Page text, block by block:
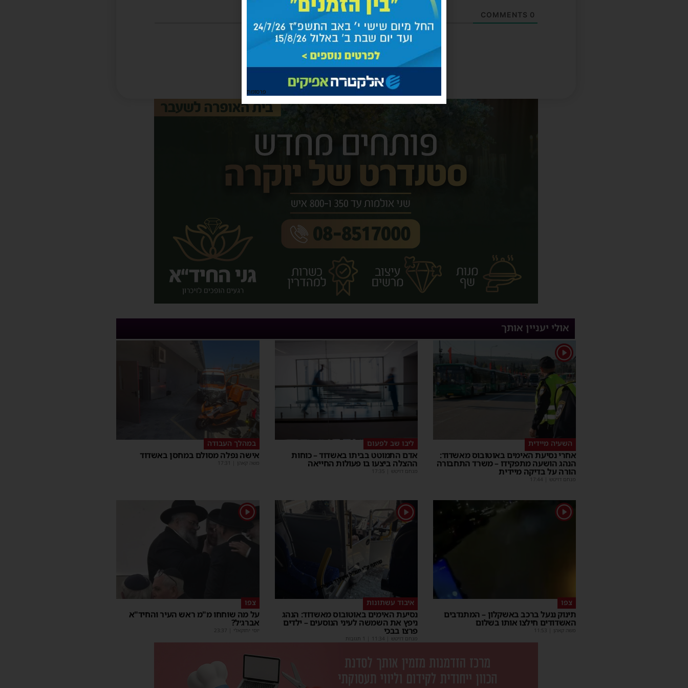
0
אולי יעניין אותך
1
השעיה מיידית
אחרי נסיעת האימים באוטובוס מאשדוד:
הנהג הושעה מתפקידו – משרד התחבורה
הורה על בדיקה מיידית
מנחם דויטש 17:44
ליבו שב לפעום
אדם התמוטט בביתו באשדוד – כוחות
ההצלה ביצעו בו פעולות החייאה
מנחם דויטש 17:35
במהלך העבודה
אישה נפלה מסולם במחסן באשדוד
משה קאהן 17:31
1
צפו
תינוק ננעל ברכב באשקלון – המתנדבים
האשדודים חילצו אותו בשלום
משה קאהן 11:53
1
איבוד עשתונות
נסיעת האימים באוטובוס מאשדוד: הנהג
ניפץ את השמשה לעיני הנוסעים – ילדים
פרצו בבכי
מנחם דויטש 11:34
1
צפו
על מה שוחחו מ"מ ראש העיר והחיד"א
אברג׳ל?
יוסי יחזקאלי 23:37
פרסומת